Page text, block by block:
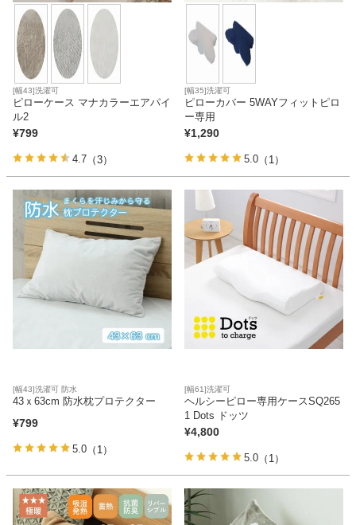
[幅43]洗濯可
ピローケース マナカラーエアパイ
ル2
¥799
4.7 （3）
[幅35]洗濯可
ピローカバー 5WAYフィットピロ
ー専用
¥1,290
5.0 （1）
[幅43]洗濯可 防水
43ｘ63cm 防水枕プロテクター
¥799
5.0 （1）
[幅61]洗濯可
ヘルシーピロー専用ケースSQ265
1 Dots ドッツ
¥4,800
5.0 （1）